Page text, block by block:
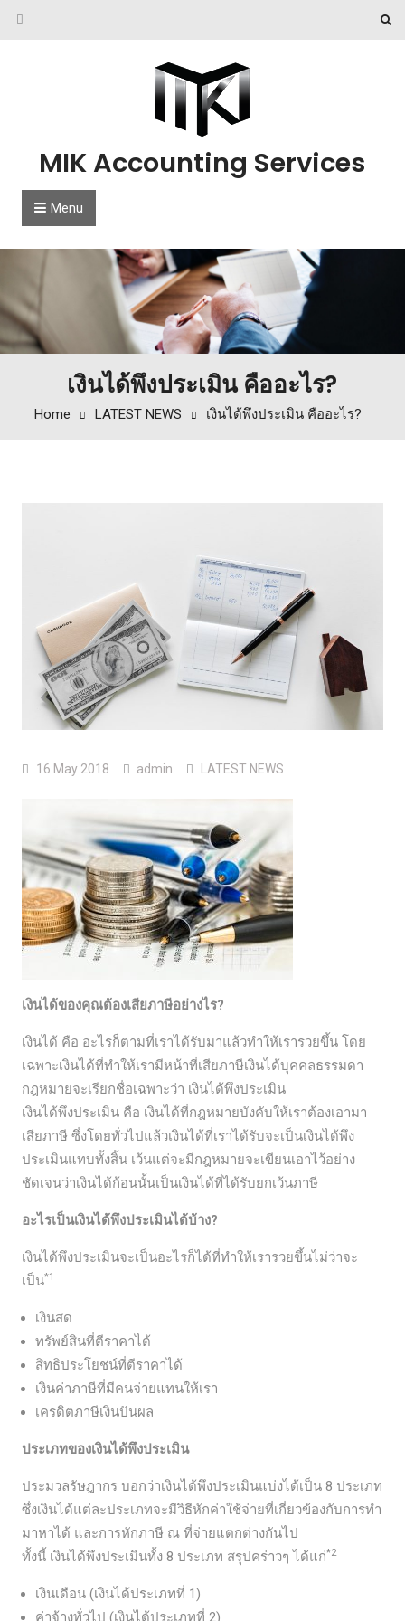
Skip to content
MIK Accounting Services
Menu
เงินได้พึงประเมิน คืออะไร?
Home LATEST NEWS เงินได้พึงประเมิน คืออะไร?
16 May 2018 admin LATEST NEWS
เงินได้ของคุณต้องเสียภาษีอย่างไร?
เงินได้ คือ อะไรก็ตามที่เราได้รับมาแล้วทำให้เรารวยขึ้น โดย
เฉพาะเงินได้ที่ทำให้เรามีหน้าที่เสียภาษีเงินได้บุคคลธรรมดา
กฎหมายจะเรียกชื่อเฉพาะว่า เงินได้พึงประเมิน
เงินได้พึงประเมิน คือ เงินได้ที่กฎหมายบังคับให้เราต้องเอามา
เสียภาษี ซึ่งโดยทั่วไปแล้วเงินได้ที่เราได้รับจะเป็นเงินได้พึง
ประเมินแทบทั้งสิ้น เว้นแต่จะมีกฎหมายจะเขียนเอาไว้อย่าง
ชัดเจนว่าเงินได้ก้อนนั้นเป็นเงินได้ที่ได้รับยกเว้นภาษี
อะไรเป็นเงินได้พึงประเมินได้บ้าง?
เงินได้พึงประเมินจะเป็นอะไรก็ได้ที่ทำให้เรารวยขึ้นไม่ว่าจะ
เป็น*1
เงินสด
ทรัพย์สินที่ตีราคาได้
สิทธิประโยชน์ที่ตีราคาได้
เงินค่าภาษีที่มีคนจ่ายแทนให้เรา
เครดิตภาษีเงินปันผล
ประเภทของเงินได้พึงประเมิน
ประมวลรัษฎากร บอกว่าเงินได้พึงประเมินแบ่งได้เป็น 8 ประเภท
ซึ่งเงินได้แต่ละประเภทจะมีวิธีหักค่าใช้จ่ายที่เกี่ยวข้องกับการทำ
มาหาได้ และการหักภาษี ณ ที่จ่ายแตกต่างกันไป
ทั้งนี้ เงินได้พึงประเมินทั้ง 8 ประเภท สรุปคร่าวๆ ได้แก่*2
เงินเดือน (เงินได้ประเภทที่ 1)
ค่าจ้างทั่วไป (เงินได้ประเภทที่ 2)